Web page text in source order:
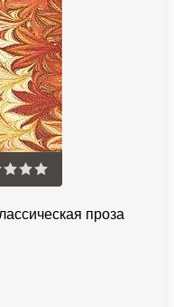
проза